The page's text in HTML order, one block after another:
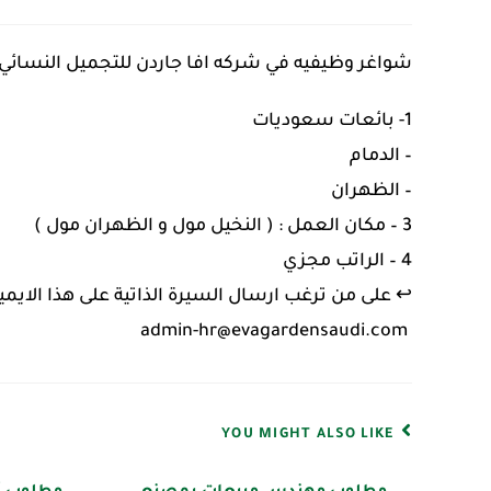
شواغر وظيفيه في شركه افا جاردن للتجميل
1- بائعات سعوديات
– الدمام
– الظهران
3 – مكان العمل : ( النخيل مول و الظهران مول )
4 – الراتب مجزي
↩ على من ترغب ارسال السيرة الذاتية على هذا
YOU MIGHT ALSO LIKE